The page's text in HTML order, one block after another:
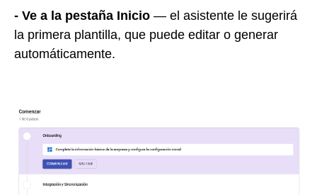
- Ve a la pestaña Inicio — el asistente le sugerirá
la primera plantilla, que puede editar o generar
automáticamente.